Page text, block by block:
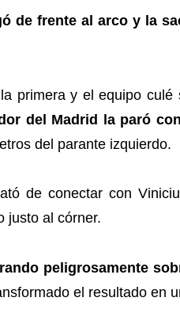
de frente al arco y la
primera y el equipo
del Madrid la paró
del parante izquierdo.
de conectar con
justo al córner.
peligrosamente
el resultado en